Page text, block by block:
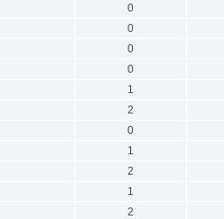
0
0
0
0
1
2
0
1
2
1
2